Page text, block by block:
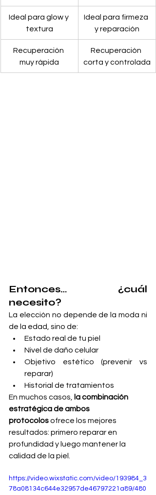
Ideal para glow y
textura
Ideal para firmeza
y reparación
Recuperación
muy rápida
Recuperación
corta y controlada
Entonces… ¿cuál
necesito?
La elección no depende de la moda ni
de la edad, sino de:
Estado real de tu piel
Nivel de daño celular
Objetivo estético (prevenir vs
reparar)
Historial de tratamientos
En muchos casos, la combinación
estratégica de ambos
protocolos ofrece los mejores
resultados: primero reparar en
profundidad y luego mantener la
calidad de la piel.
https://video.wixstatic.com/video/193984_3
78a08134c644e32957de46797221a89/480